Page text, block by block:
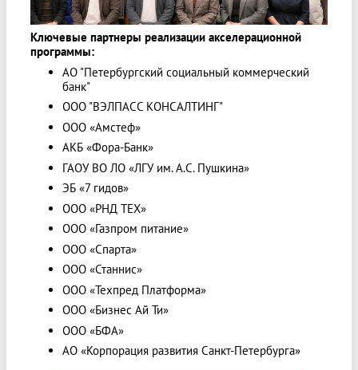
Ключевые партнеры реализации акселерационной
программы:
АО "Петербургский социальный коммерческий
банк"
ООО "ВЭЛПАСС КОНСАЛТИНГ"
ООО «Амстеф»
АКБ «Фора-Банк»
ГАОУ ВО ЛО «ЛГУ им. А.С. Пушкина»
ЭБ «7 гидов»
ООО «РНД ТЕХ»
ООО «Газпром питание»
ООО «Спарта»
ООО «Станнис»
ООО «Техпред Платформа»
ООО «Бизнес Ай Ти»
ООО «БФА»
АО «Корпорация развития Санкт-Петербурга»